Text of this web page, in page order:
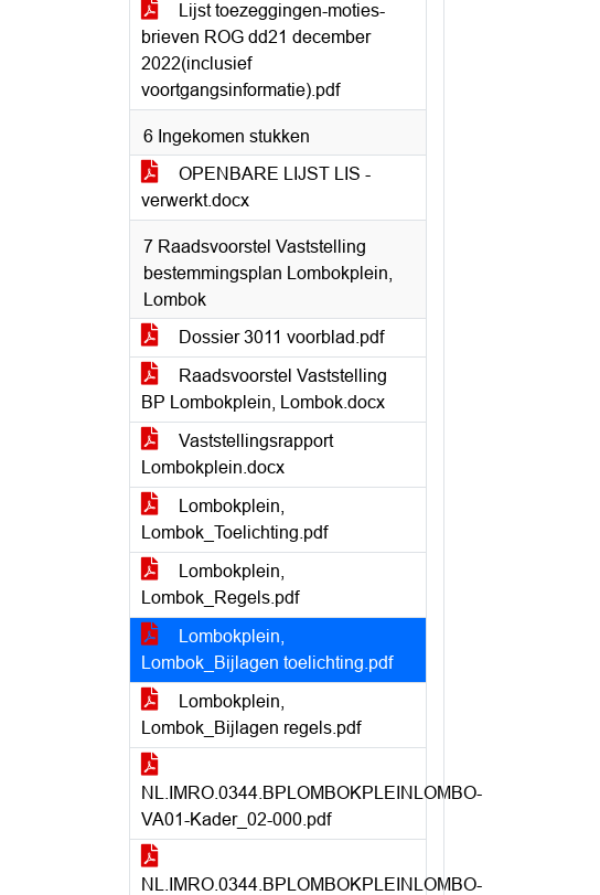
Lijst toezeggingen-moties-
brieven ROG dd21 december
2022(inclusief
voortgangsinformatie).pdf
6 Ingekomen stukken
OPENBARE LIJST LIS -
verwerkt.docx
7 Raadsvoorstel Vaststelling
bestemmingsplan Lombokplein,
Lombok
Dossier 3011 voorblad.pdf
Raadsvoorstel Vaststelling
BP Lombokplein, Lombok.docx
Vaststellingsrapport
Lombokplein.docx
Lombokplein,
Lombok_Toelichting.pdf
Lombokplein,
Lombok_Regels.pdf
Lombokplein,
Lombok_Bijlagen toelichting.pdf
Lombokplein,
Lombok_Bijlagen regels.pdf
NL.IMRO.0344.BPLOMBOKPLEINLOMBO-
VA01-Kader_02-000.pdf
NL.IMRO.0344.BPLOMBOKPLEINLOMBO-